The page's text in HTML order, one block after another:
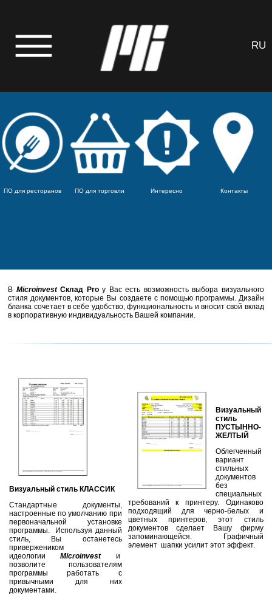
RU
ПО для ресторанов ПО для торговли Интересно Контакты
В MicroinvestСклад Proу Вас есть возможность выбора визуального
стиля документов, которые Вы создаете с помощью программы. Дизайн
бланка сочетает в себе удобство, функциональность и вносит свой вклад
в корпоративную индивидуальность Вашей компании.
Визуальный стиль КЛАССИК
Стандартные документы,
настроенные по умолчанию при
первоначальной установке
программы. Используя данный
стиль, Вы останетесь
привержеником
идеологии Microinvest
и
позволите пользователям
программы работать с
привычными для них
документами.
Визуальный
стиль
ПУСТЫННО-
ЖЕЛТЫЙ
Облегченный
вариант
стильных
документов
без
специальных
требований к принтеру. Одинаково
подходящий для черно-белых и
цветных принтеров, этот стиль
документов сделает Вашу фирму
запоминающейся. Графичный
элемент шапки усилит этот эффект.